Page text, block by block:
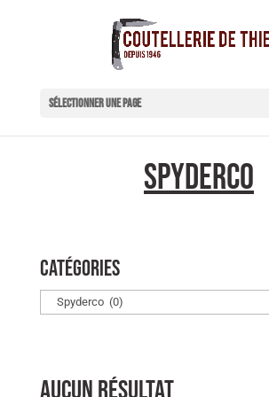
Sélectionner une page
Spyderco
Catégories
Aucun résultat